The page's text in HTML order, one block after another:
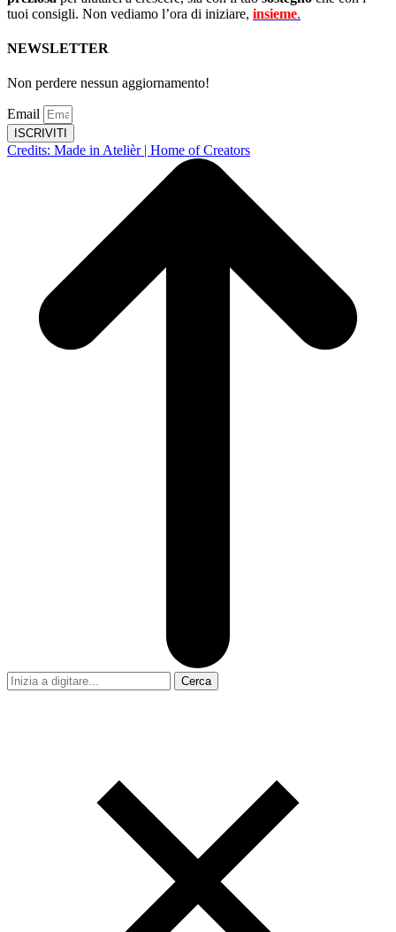
tuoi consigli. Non vediamo l’ora di iniziare, insieme.
NEWSLETTER
Non perdere nessun aggiornamento!
Email
ISCRIVITI
Credits: Made in Atelièr | Home of Creators
Cerca